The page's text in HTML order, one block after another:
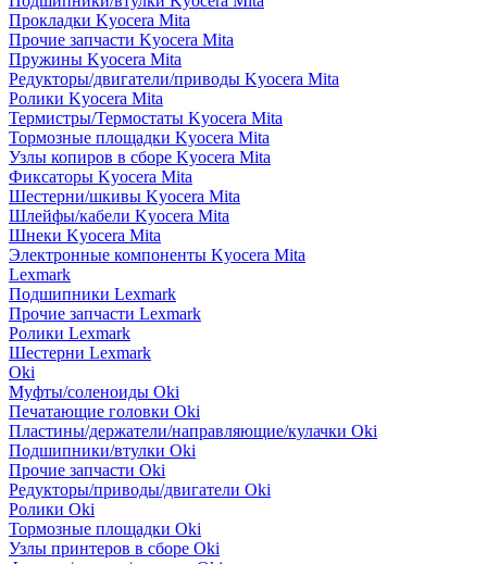
Прокладки Kyocera Mita
Прочие запчасти Kyocera Mita
Пружины Kyocera Mita
Редукторы/двигатели/приводы Kyocera Mita
Ролики Kyocera Mita
Термистры/Термостаты Kyocera Mita
Тормозные площадки Kyocera Mita
Узлы копиров в сборе Kyocera Mita
Фиксаторы Kyocera Mita
Шестерни/шкивы Kyocera Mita
Шлейфы/кабели Kyocera Mita
Шнеки Kyocera Mita
Электронные компоненты Kyocera Mita
Lexmark
Подшипники Lexmark
Прочие запчасти Lexmark
Ролики Lexmark
Шестерни Lexmark
Oki
Муфты/соленоиды Oki
Печатающие головки Oki
Пластины/держатели/направляющие/кулачки Oki
Подшипники/втулки Oki
Прочие запчасти Oki
Редукторы/приводы/двигатели Oki
Ролики Oki
Тормозные площадки Oki
Узлы принтеров в сборе Oki